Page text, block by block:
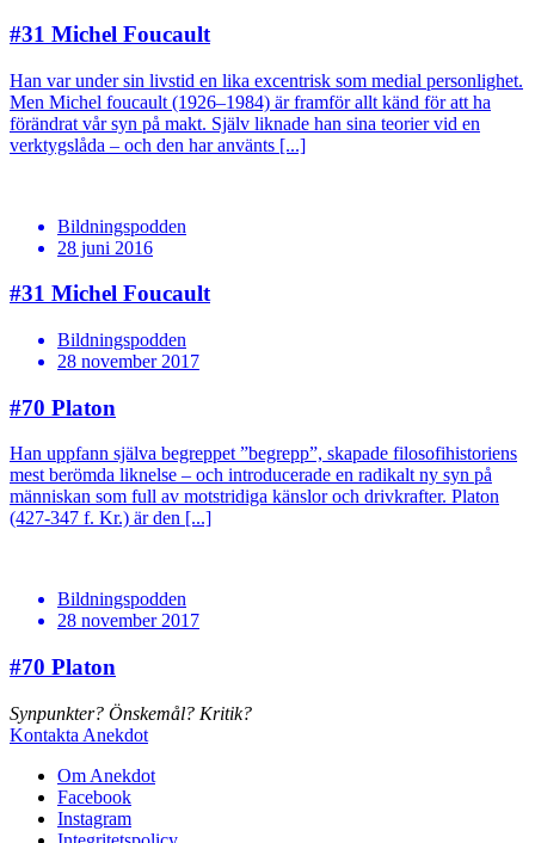
#31 Michel Foucault
Han var under sin livstid en lika excentrisk som medial personlighet.
Men Michel foucault (1926–1984) är framför allt känd för att ha
förändrat vår syn på makt. Själv liknade han sina teorier vid en
verktygslåda – och den har använts [...]
Bildningspodden
28 juni 2016
#31 Michel Foucault
Bildningspodden
28 november 2017
#70 Platon
Han uppfann själva begreppet ”begrepp”, skapade filosofihistoriens
mest berömda liknelse – och introducerade en radikalt ny syn på
människan som full av motstridiga känslor och drivkrafter. Platon
(427-347 f. Kr.) är den [...]
Bildningspodden
28 november 2017
#70 Platon
Synpunkter? Önskemål? Kritik?
Kontakta Anekdot
Om Anekdot
Facebook
Instagram